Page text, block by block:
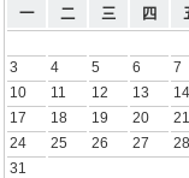
一 二 三 四
3
4 5 6 7
10
11 12 13 14
17
18 19 20 21
24
25 26 27 28
31